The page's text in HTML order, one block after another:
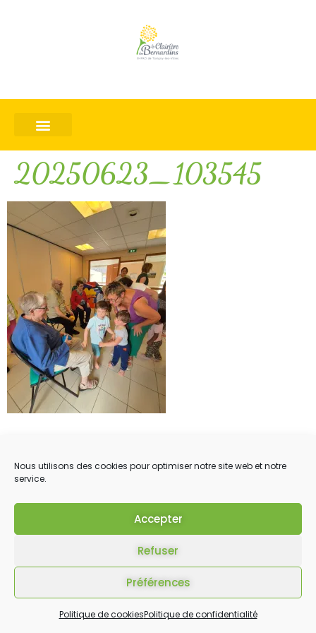
Nous utilisons des cookies pour optimiser notre site web et notre
service.
Accepter
Refuser
Préférences
Politique de cookiesPolitique de confidentialité
20250623_103545